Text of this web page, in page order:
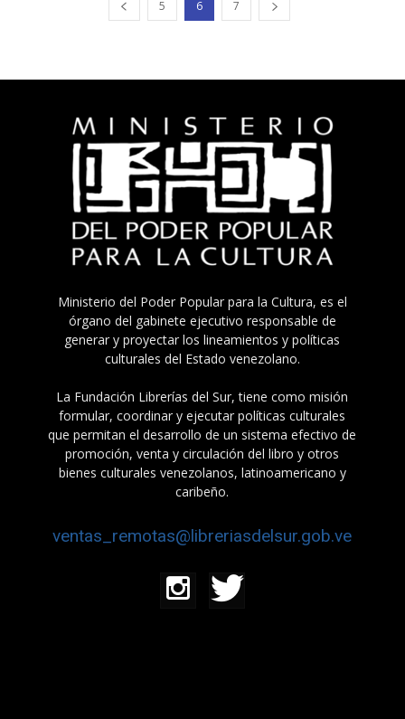
5 6 7
Ministerio del Poder Popular para la Cultura, es el
órgano del gabinete ejecutivo responsable de
generar y proyectar los lineamientos y políticas
culturales del Estado venezolano.
La Fundación Librerías del Sur, tiene como misión
formular, coordinar y ejecutar políticas culturales
que permitan el desarrollo de un sistema efectivo de
promoción, venta y circulación del libro y otros
bienes culturales venezolanos, latinoamericano y
caribeño.
ventas_remotas@libreriasdelsur.gob.ve